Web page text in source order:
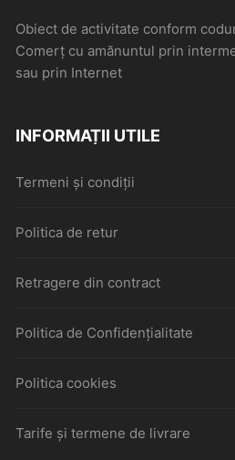
Obiect de activitate conform
Comerţ cu amănuntul prin
sau prin Internet
INFORMAȚII UTILE
Termeni și condiții
Politica de retur
Retragere din contract
Politica de Confidențialitate
Politica cookies
Tarife și termene de livrare